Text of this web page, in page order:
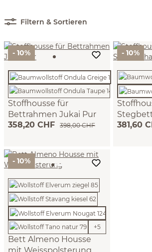
Filtern & Sortieren
- 10%
Stoffhousse für
Bettrahmen Jukai Pur
(Baumwollstoff Ondula
358,20 CHF 398,00 CHF
- 10%
Pur
381,60
- 10%
Bett Almeno Housse
+5